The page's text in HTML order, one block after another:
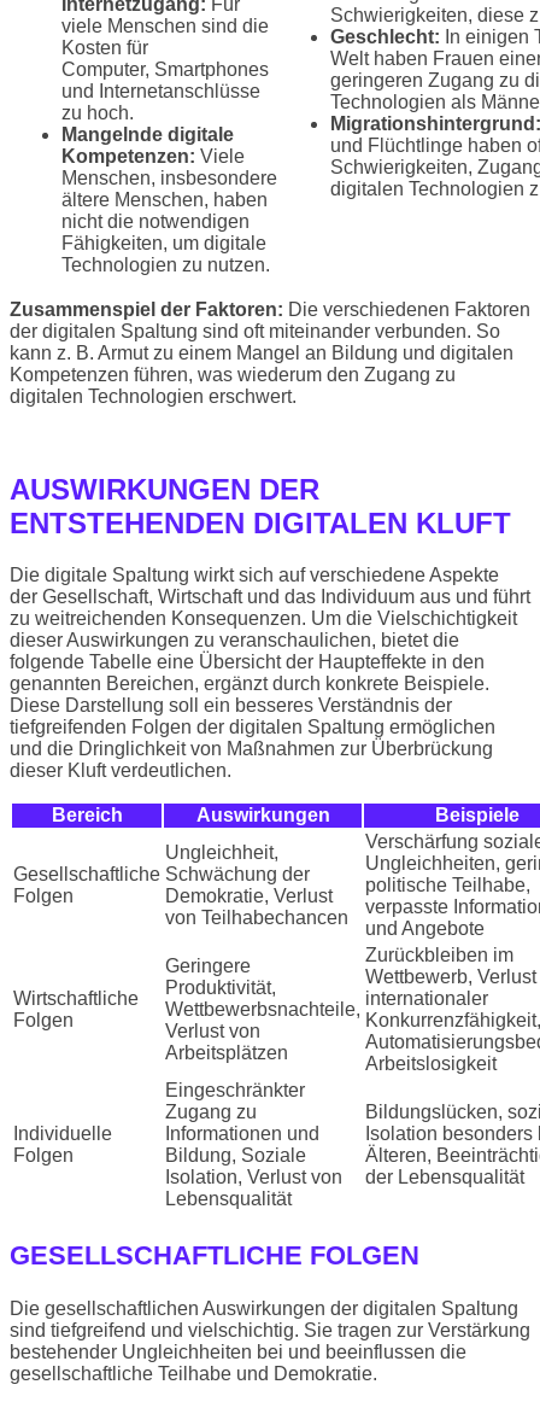
Internetzugang: Für
viele Menschen sind die
Kosten für
Computer, Smartphones
und Internetanschlüsse
zu hoch.
Mangelnde digitale
Kompetenzen: Viele
Menschen, insbesondere
ältere Menschen, haben
nicht die notwendigen
Fähigkeiten, um digitale
Technologien zu nutzen.
Schwierigkeiten, diese
Geschlecht: In einigen
Welt haben Frauen
geringeren Zugang zu
Technologien als
Migrationshintergrund:
und Flüchtlinge haben
Schwierigkeiten,
digitalen Technologien
Zusammenspiel der Faktoren: Die verschiedenen Faktoren
der digitalen Spaltung sind oft miteinander verbunden. So
kann z. B. Armut zu einem Mangel an Bildung und digitalen
Kompetenzen führen, was wiederum den Zugang zu
digitalen Technologien erschwert.
AUSWIRKUNGEN DER
ENTSTEHENDEN DIGITALEN KLUFT
Die digitale Spaltung wirkt sich auf verschiedene Aspekte
der Gesellschaft, Wirtschaft und das Individuum aus und führt
zu weitreichenden Konsequenzen. Um die Vielschichtigkeit
dieser Auswirkungen zu veranschaulichen, bietet die
folgende Tabelle eine Übersicht der Haupteffekte in den
genannten Bereichen, ergänzt durch konkrete Beispiele.
Diese Darstellung soll ein besseres Verständnis der
tiefgreifenden Folgen der digitalen Spaltung ermöglichen
und die Dringlichkeit von Maßnahmen zur Überbrückung
dieser Kluft verdeutlichen.
Bereich Auswirkungen Beispiele
Gesellschaftliche
Folgen
Ungleichheit,
Schwächung der
Demokratie, Verlust
von Teilhabechancen
Verschärfung
Ungleichheiten,
politische Teilhabe,
verpasste
und Angebote
Wirtschaftliche
Folgen
Geringere
Produktivität,
Wettbewerbsnachteile,
Verlust von
Arbeitsplätzen
Zurückbleiben im
Wettbewerb,
internationaler
Konkurrenzfähigkeit,
Arbeitslosigkeit
Individuelle
Folgen
Eingeschränkter
Zugang zu
Informationen und
Bildung, Soziale
Isolation, Verlust von
Lebensqualität
Bildungslücken,
Isolation besonders
Älteren,
der Lebensqualität
GESELLSCHAFTLICHE FOLGEN
Die gesellschaftlichen Auswirkungen der digitalen Spaltung
sind tiefgreifend und vielschichtig. Sie tragen zur Verstärkung
bestehender Ungleichheiten bei und beeinflussen die
gesellschaftliche Teilhabe und Demokratie.